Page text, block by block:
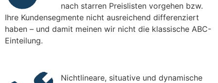
nach starren Preislisten vorgehen bzw.
Ihre Kundensegmente nicht ausreichend differenziert
haben – und damit meinen wir nicht die klassische ABC-
Einteilung.
Nichtlineare, situative und dynamische